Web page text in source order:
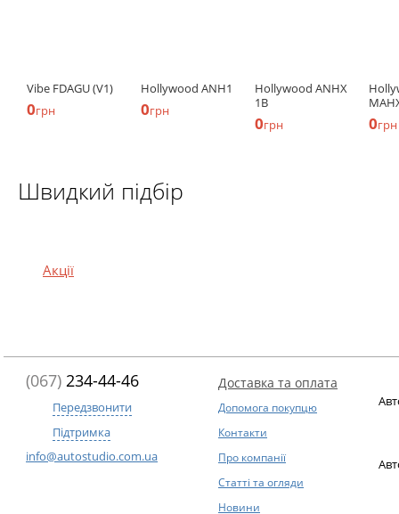
Vibe FDAGU (V1)
0грн
Hollywood ANH1
0грн
Hollywood ANHX
1B
0грн 0грн
Швидкий підбір
Акції
(067) 234-44-46
Передзвонити
Підтримка
info@autostudio.com.ua
Доставка та оплата
Допомога покупцю
Контакти
Про компанії
Статті та огляди
Новини